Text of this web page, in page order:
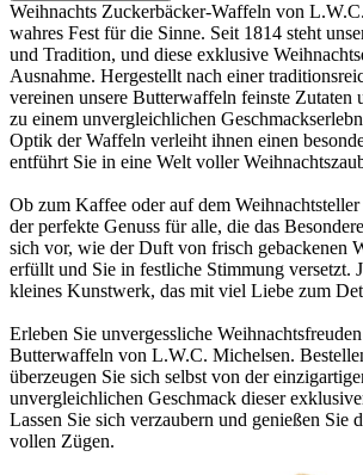
Weihnachts Zuckerbäcker-Waffeln von
wahres Fest für die Sinne. Seit 1814 steht
und Tradition, und diese exklusive
Ausnahme. Hergestellt nach einer
vereinen unsere Butterwaffeln feinste Zutaten
zu einem unvergleichlichen
Optik der Waffeln verleiht ihnen einen
entführt Sie in eine Welt voller
Ob zum Kaffee oder auf dem
der perfekte Genuss für alle, die das
sich vor, wie der Duft von frisch gebackenen
erfüllt und Sie in festliche Stimmung versetzt.
kleines Kunstwerk, das mit viel Liebe zum
Erleben Sie unvergessliche
Butterwaffeln von L.W.C. Michelsen.
überzeugen Sie sich selbst von der
unvergleichlichen Geschmack dieser
Lassen Sie sich verzaubern und genießen Sie
vollen Zügen.